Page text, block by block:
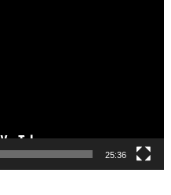
25:36